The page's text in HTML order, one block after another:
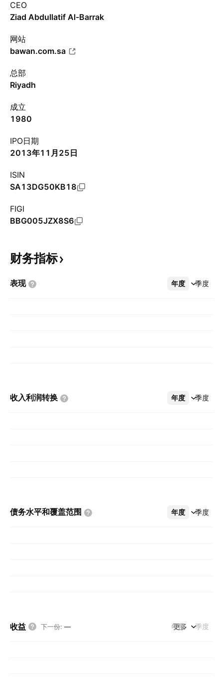
CEO
Ziad Abdullatif Al-Barrak
网站
bawan.com.sa
总部
Riyadh
成立
1980
IPO日期
2013年11月25日
ISIN
SA13DG50KB18
FIGI
BBG005JZX8S6
财务指标
表现 年度 季度
更多
收入利润转换 年度 季度
更多
债务水平和覆盖范围 年度 季度
更多
收益 下一份: — 年度 季度
更多